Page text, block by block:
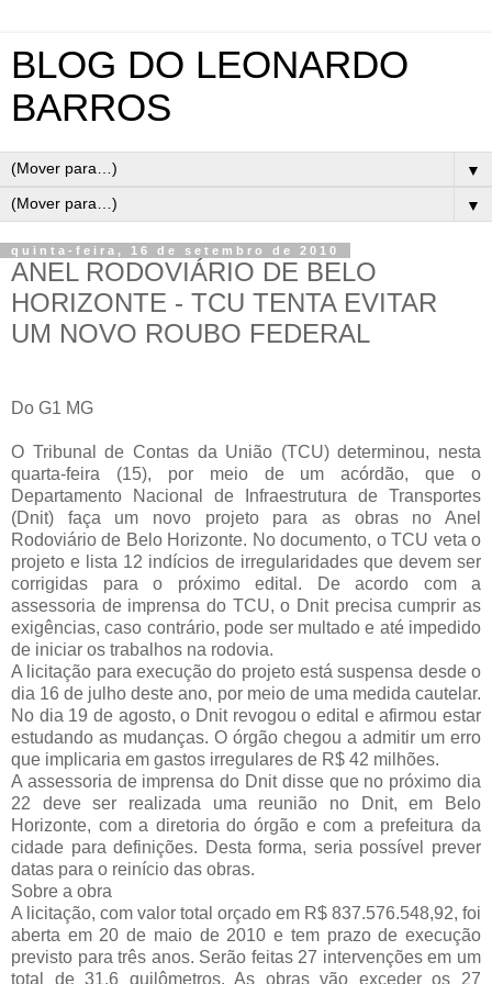
BLOG DO LEONARDO
BARROS
▼
▼
quinta-feira, 16 de setembro de 2010
ANEL RODOVIÁRIO DE BELO
HORIZONTE - TCU TENTA EVITAR
UM NOVO ROUBO FEDERAL
Do G1 MG
O Tribunal de Contas da União (TCU) determinou, nesta
quarta-feira (15), por meio de um acórdão, que o
Departamento Nacional de Infraestrutura de Transportes
(Dnit) faça um novo projeto para as obras no Anel
Rodoviário de Belo Horizonte. No documento, o TCU veta o
projeto e lista 12 indícios de irregularidades que devem ser
corrigidas para o próximo edital. De acordo com a
assessoria de imprensa do TCU, o Dnit precisa cumprir as
exigências, caso contrário, pode ser multado e até impedido
de iniciar os trabalhos na rodovia.
A licitação para execução do projeto está suspensa desde o
dia 16 de julho deste ano, por meio de uma medida cautelar.
No dia 19 de agosto, o Dnit revogou o edital e afirmou estar
estudando as mudanças. O órgão chegou a admitir um erro
que implicaria em gastos irregulares de R$ 42 milhões.
A assessoria de imprensa do Dnit disse que no próximo dia
22 deve ser realizada uma reunião no Dnit, em Belo
Horizonte, com a diretoria do órgão e com a prefeitura da
cidade para definições. Desta forma, seria possível prever
datas para o reinício das obras.
Sobre a obra
A licitação, com valor total orçado em R$ 837.576.548,92, foi
aberta em 20 de maio de 2010 e tem prazo de execução
previsto para três anos. Serão feitas 27 intervenções em um
total de 31,6 quilômetros. As obras vão exceder os 27